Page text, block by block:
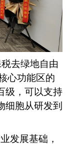
去绿地自由
心功能区的
级，可以支持
细胞从研发到
发展基础，